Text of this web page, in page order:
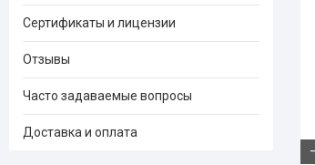
Сертификаты и лицензии
Отзывы
Часто задаваемые вопросы
Доставка и оплата